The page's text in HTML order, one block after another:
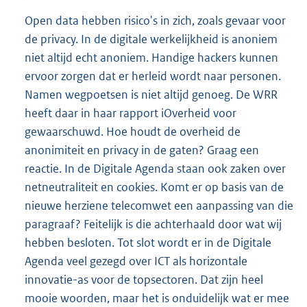
Open data hebben risico's in zich, zoals gevaar voor
de privacy. In de digitale werkelijkheid is anoniem
niet altijd echt anoniem. Handige hackers kunnen
ervoor zorgen dat er herleid wordt naar personen.
Namen wegpoetsen is niet altijd genoeg. De WRR
heeft daar in haar rapport iOverheid voor
gewaarschuwd. Hoe houdt de overheid de
anonimiteit en privacy in de gaten? Graag een
reactie. In de Digitale Agenda staan ook zaken over
netneutraliteit en cookies. Komt er op basis van de
nieuwe herziene telecomwet een aanpassing van die
paragraaf? Feitelijk is die achterhaald door wat wij
hebben besloten. Tot slot wordt er in de Digitale
Agenda veel gezegd over ICT als horizontale
innovatie-as voor de topsectoren. Dat zijn heel
mooie woorden, maar het is onduidelijk wat er mee